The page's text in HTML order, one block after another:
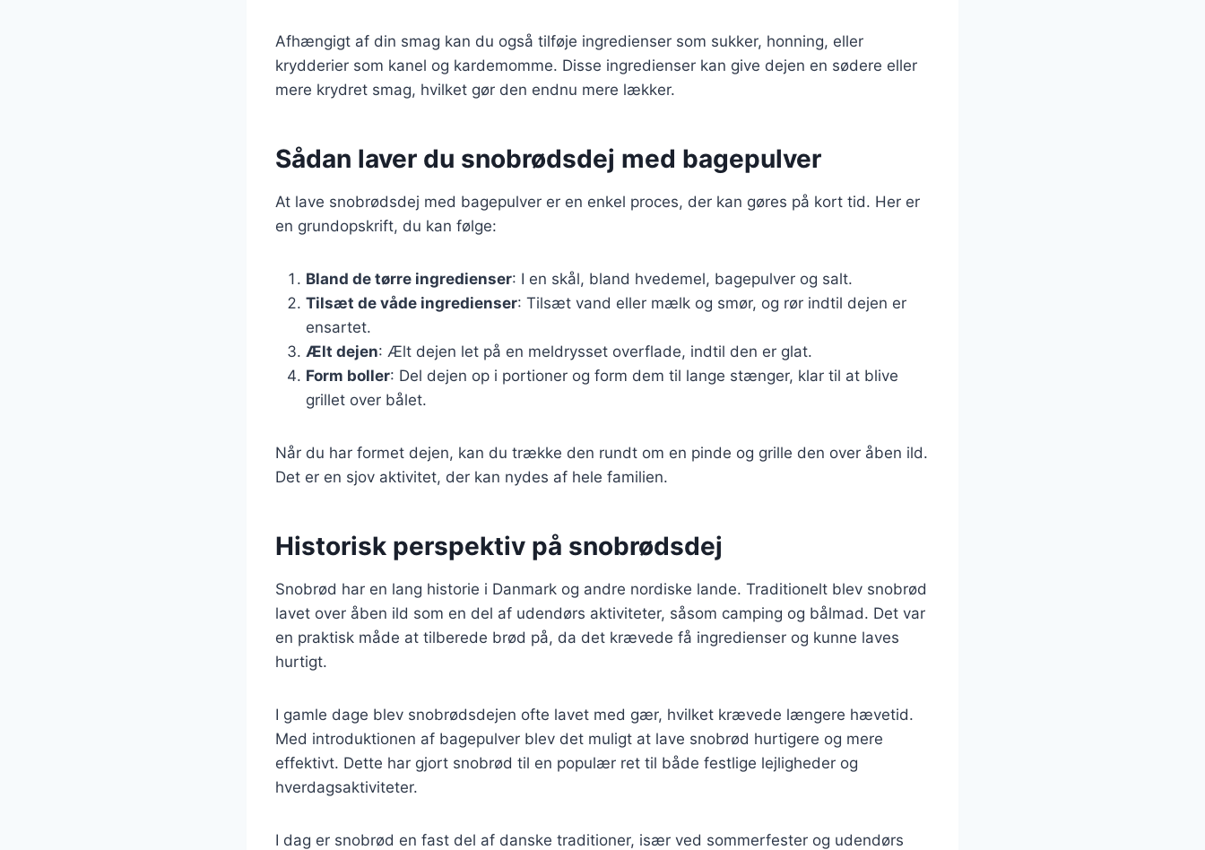
Afhængigt af din smag kan du også tilføje ingredienser som sukker, honning, eller
krydderier som kanel og kardemomme. Disse ingredienser kan give dejen en sødere eller
mere krydret smag, hvilket gør den endnu mere lækker.
Sådan laver du snobrødsdej med bagepulver
At lave snobrødsdej med bagepulver er en enkel proces, der kan gøres på kort tid. Her er
en grundopskrift, du kan følge:
Bland de tørre ingredienser: I en skål, bland hvedemel, bagepulver og salt.
Tilsæt de våde ingredienser: Tilsæt vand eller mælk og smør, og rør indtil dejen er
ensartet.
Ælt dejen: Ælt dejen let på en meldrysset overflade, indtil den er glat.
Form boller: Del dejen op i portioner og form dem til lange stænger, klar til at blive
grillet over bålet.
Når du har formet dejen, kan du trække den rundt om en pinde og grille den over åben ild.
Det er en sjov aktivitet, der kan nydes af hele familien.
Historisk perspektiv på snobrødsdej
Snobrød har en lang historie i Danmark og andre nordiske lande. Traditionelt blev snobrød
lavet over åben ild som en del af udendørs aktiviteter, såsom camping og bålmad. Det var
en praktisk måde at tilberede brød på, da det krævede få ingredienser og kunne laves
hurtigt.
I gamle dage blev snobrødsdejen ofte lavet med gær, hvilket krævede længere hævetid.
Med introduktionen af bagepulver blev det muligt at lave snobrød hurtigere og mere
effektivt. Dette har gjort snobrød til en populær ret til både festlige lejligheder og
hverdagsaktiviteter.
I dag er snobrød en fast del af danske traditioner, især ved sommerfester og udendørs